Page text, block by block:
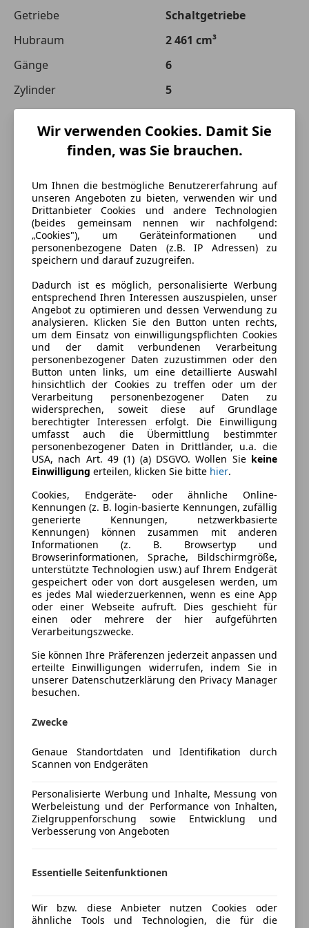
Getriebe
Schaltgetriebe
Hubraum
2 461 cm³
Gänge
6
Zylinder
5
Energieverbrauch
Kraftstoff Diesel
Ausstattung
Komfort
Einparkhilfe Rückfahrkamera
Elektrische Fensterheber
Klimaanlage
Schiebetür rechts
Unterhaltung/Media
Radio
Sicherheit
ABS
Alarmanlage
Beifahrerairbag
ESP
Fahrerairbag
Zentralverriegelung
Zentralverriegelung mit Funkfernbedienung
Extras
Anhängerkupplung
Partikelfilter
Mehr anzeigen
Farbe und Innenausstattung
Außenfarbe
Weiß
Lackierung
Andere
Farbe der
Innenausstattung
Grau
Innenausstattung Stoff
Fahrzeugbeschreibung
einer Neuanschaffung. Trotz altersüblicher
Baujahr top da.
Kraftvoller 2,5L Diesel mit permanentem
Anhängerkupplung.
Pickerl bis 11/2026!
Winterreifen auf Stahlfelgen inklusive.
möglich.
Mehr anzeigen
Versicherung
Wir verwenden Cookies. Damit Sie
finden, was Sie brauchen.
Um Ihnen die bestmögliche Benutzererfahrung auf
unseren Angeboten zu bieten, verwenden wir und
Drittanbieter Cookies und andere Technologien
(beides gemeinsam nennen wir nachfolgend:
„Cookies"), um Geräteinformationen und
personenbezogene Daten (z.B. IP Adressen) zu
speichern und darauf zuzugreifen.
Dadurch ist es möglich, personalisierte Werbung
entsprechend Ihren Interessen auszuspielen, unser
Angebot zu optimieren und dessen Verwendung zu
analysieren. Klicken Sie den Button unten rechts,
um dem Einsatz von einwilligungspflichten Cookies
und der damit verbundenen Verarbeitung
personenbezogener Daten zuzustimmen oder den
Button unten links, um eine detaillierte Auswahl
hinsichtlich der Cookies zu treffen oder um der
Verarbeitung personenbezogener Daten zu
widersprechen, soweit diese auf Grundlage
berechtigter Interessen erfolgt. Die Einwilligung
umfasst auch die Übermittlung bestimmter
personenbezogener Daten in Drittländer, u.a. die
USA, nach Art. 49 (1) (a) DSGVO. Wollen Sie keine
Einwilligung erteilen, klicken Sie bitte hier.
Cookies, Endgeräte- oder ähnliche Online-
Kennungen (z. B. login-basierte Kennungen, zufällig
generierte Kennungen, netzwerkbasierte
Kennungen) können zusammen mit anderen
Informationen (z. B. Browsertyp und
Browserinformationen, Sprache, Bildschirmgröße,
unterstützte Technologien usw.) auf Ihrem Endgerät
gespeichert oder von dort ausgelesen werden, um
es jedes Mal wiederzuerkennen, wenn es eine App
oder einer Webseite aufruft. Dies geschieht für
einen oder mehrere der hier aufgeführten
Verarbeitungszwecke.
Sie können Ihre Präferenzen jederzeit anpassen und
erteilte Einwilligungen widerrufen, indem Sie in
unserer Datenschutzerklärung den Privacy Manager
besuchen.
Zwecke
Genaue Standortdaten und Identifikation durch
Scannen von Endgeräten
Personalisierte Werbung und Inhalte, Messung von
Werbeleistung und der Performance von Inhalten,
Zielgruppenforschung sowie Entwicklung und
Verbesserung von Angeboten
Essentielle Seitenfunktionen
Wir bzw. diese Anbieter nutzen Cookies oder
ähnliche Tools und Technologien, die für die